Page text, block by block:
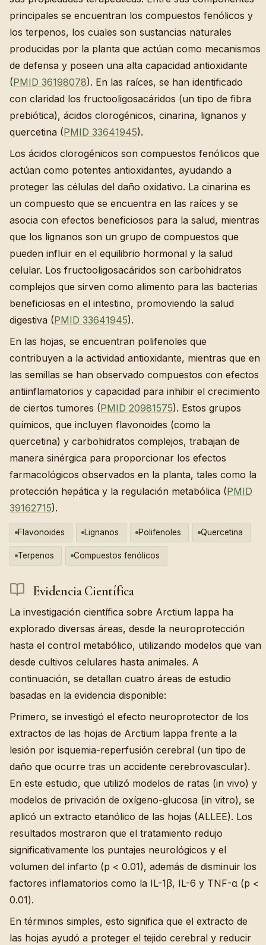
principales se encuentran los compuestos fenólicos y
los terpenos, los cuales son sustancias naturales
producidas por la planta que actúan como mecanismos
de defensa y poseen una alta capacidad antioxidante
(PMID 36198078). En las raíces, se han identificado
con claridad los fructooligosacáridos (un tipo de fibra
prebiótica), ácidos clorogénicos, cinarina, lignanos y
quercetina (PMID 33641945).
Los ácidos clorogénicos son compuestos fenólicos que
actúan como potentes antioxidantes, ayudando a
proteger las células del daño oxidativo. La cinarina es
un compuesto que se encuentra en las raíces y se
asocia con efectos beneficiosos para la salud, mientras
que los lignanos son un grupo de compuestos que
pueden influir en el equilibrio hormonal y la salud
celular. Los fructooligosacáridos son carbohidratos
complejos que sirven como alimento para las bacterias
beneficiosas en el intestino, promoviendo la salud
digestiva (PMID 33641945).
En las hojas, se encuentran polifenoles que
contribuyen a la actividad antioxidante, mientras que en
las semillas se han observado compuestos con efectos
antiinflamatorios y capacidad para inhibir el crecimiento
de ciertos tumores (PMID 20981575). Estos grupos
químicos, que incluyen flavonoides (como la
quercetina) y carbohidratos complejos, trabajan de
manera sinérgica para proporcionar los efectos
farmacológicos observados en la planta, tales como la
protección hepática y la regulación metabólica (PMID
39162715).
Flavonoides Lignanos Polifenoles Quercetina
Terpenos Compuestos fenólicos
Evidencia Científica
La investigación científica sobre Arctium lappa ha
explorado diversas áreas, desde la neuroprotección
hasta el control metabólico, utilizando modelos que van
desde cultivos celulares hasta animales. A
continuación, se detallan cuatro áreas de estudio
basadas en la evidencia disponible:
Primero, se investigó el efecto neuroprotector de los
extractos de las hojas de Arctium lappa frente a la
lesión por isquemia-reperfusión cerebral (un tipo de
daño que ocurre tras un accidente cerebrovascular).
En este estudio, que utilizó modelos de ratas (in vivo) y
modelos de privación de oxígeno-glucosa (in vitro), se
aplicó un extracto etanólico de las hojas (ALLEE). Los
resultados mostraron que el tratamiento redujo
significativamente los puntajes neurológicos y el
volumen del infarto (p < 0.01), además de disminuir los
factores inflamatorios como la IL-1β, IL-6 y TNF-α (p <
0.01).
En términos simples, esto significa que el extracto de
las hojas ayudó a proteger el tejido cerebral y reducir